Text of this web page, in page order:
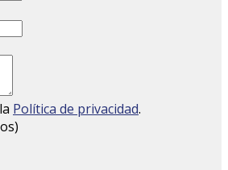
Política de privacidad.